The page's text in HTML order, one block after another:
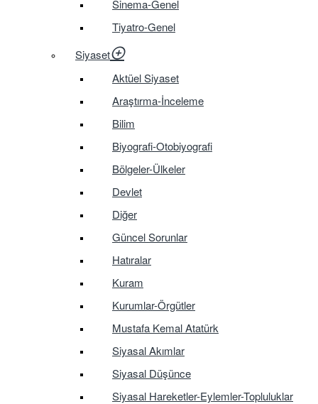
Sinema-Genel
Tiyatro-Genel
Siyaset
Aktüel Siyaset
Araştırma-İnceleme
Bilim
Biyografi-Otobiyografi
Bölgeler-Ülkeler
Devlet
Diğer
Güncel Sorunlar
Hatıralar
Kuram
Kurumlar-Örgütler
Mustafa Kemal Atatürk
Siyasal Akımlar
Siyasal Düşünce
Siyasal Hareketler-Eylemler-Topluluklar